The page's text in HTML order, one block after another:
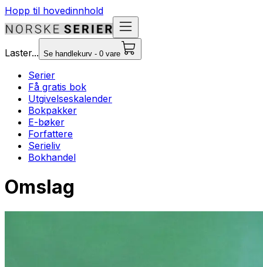
Hopp til hovedinnhold
Laster... Se handlekurv - 0 vare
Serier
Få gratis bok
Utgivelseskalender
Bokpakker
E-bøker
Forfattere
Serieliv
Bokhandel
Omslag